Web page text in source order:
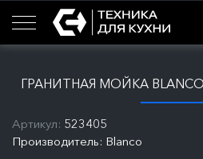
ГРАНИТНАЯ МОЙКА BLANCO
Артикул: 523405
Производитель: Blanco